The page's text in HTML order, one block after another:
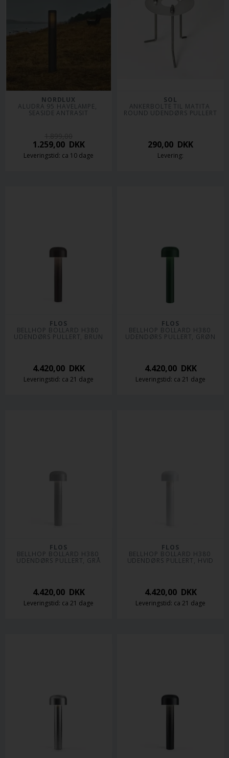
NORDLUX
ALUDRA 95 HAVELAMPE,
SEASIDE ANTRASIT
1.259,00DKK
Leveringstid: ca 10 dage
SOL
ANKERBOLTE TIL MATITA
ROUND UDENDØRS PULLERT
290,00 DKK
Levering:
FLOS
BELLHOP BOLLARD H380
UDENDØRS PULLERT, BRUN
4.420,00DKK
Leveringstid: ca 21 dage
FLOS
BELLHOP BOLLARD H380
UDENDØRS PULLERT, GRØN
4.420,00DKK
Leveringstid: ca 21 dage
FLOS
BELLHOP BOLLARD H380
UDENDØRS PULLERT, GRÅ
4.420,00DKK
Leveringstid: ca 21 dage
FLOS
BELLHOP BOLLARD H380
UDENDØRS PULLERT, HVID
4.420,00DKK
Leveringstid: ca 21 dage